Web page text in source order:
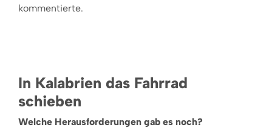
kommentierte.
In Kalabrien das Fahrrad
schieben
Welche Herausforderungen gab es noch?